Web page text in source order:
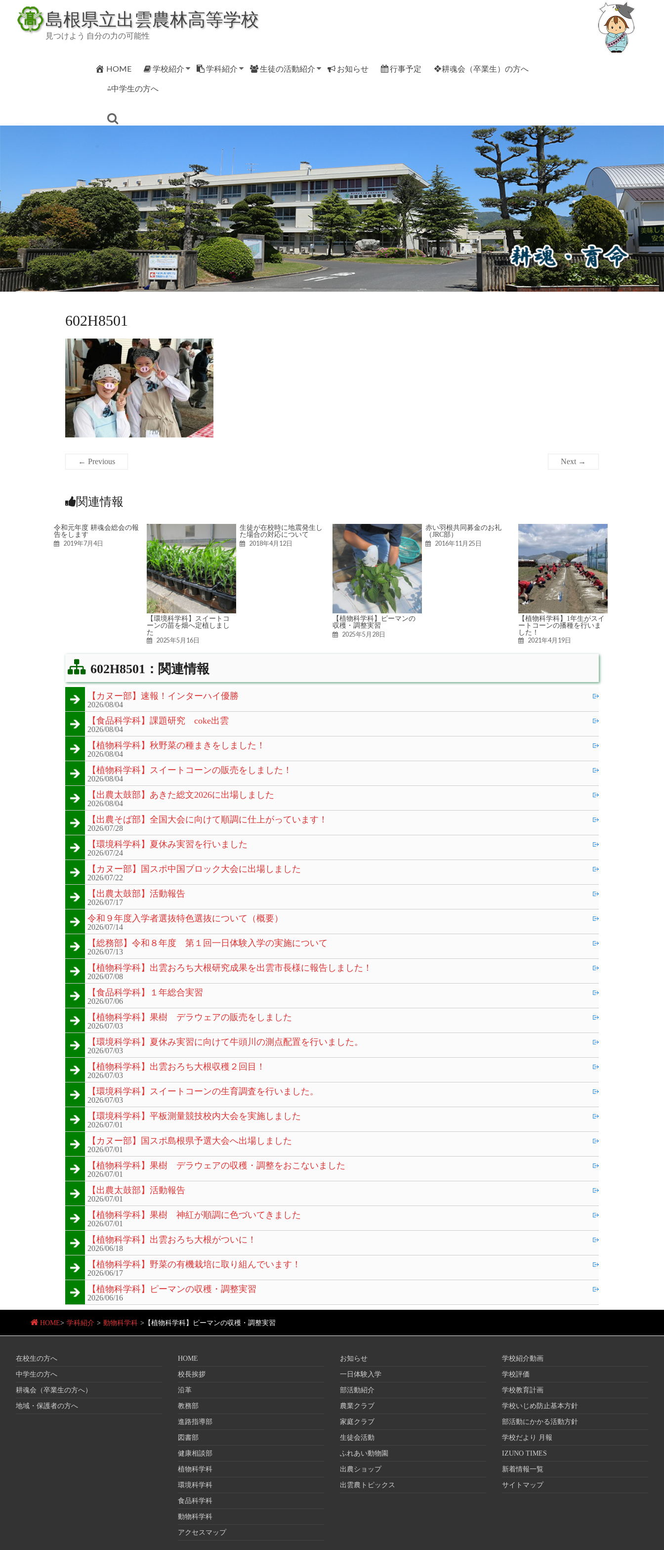
content
島根県立出雲農林高等学校
見つけよう 自分の力の可能性
HOME 学校紹介 学科紹介 生徒の活動紹介 お知らせ 行事予定 ❖耕魂会（卒業生）の方へ
⁂中学生の方へ
602H8501
← Previous Next →
関連情報
令和元年度 耕魂会総会の報
告をします
2019年7月4日
【環境科学科】スイートコ
ーンの苗を畑へ定植しまし
た
2025年5月16日
生徒が在校時に地震発生し
た場合の対応について
2018年4月12日
【植物科学科】ピーマンの
収穫・調整実習
2025年5月28日
赤い羽根共同募金のお礼
（JRC部）
2016年11月25日
【植物科学科】1年生がスイ
ートコーンの播種を行いま
した！
2021年4月19日
602H8501：関連情報
【カヌー部】速報！インターハイ優勝
2026/08/04
【食品科学科】課題研究 coke出雲
2026/08/04
【植物科学科】秋野菜の種まきをしました！
2026/08/04
【植物科学科】スイートコーンの販売をしました！
2026/08/04
【出農太鼓部】あきた総文2026に出場しました
2026/08/04
【出農そば部】全国大会に向けて順調に仕上がっています！
2026/07/28
【環境科学科】夏休み実習を行いました
2026/07/24
【カヌー部】国スポ中国ブロック大会に出場しました
2026/07/22
【出農太鼓部】活動報告
2026/07/17
令和９年度入学者選抜特色選抜について（概要）
2026/07/14
【総務部】令和８年度 第１回一日体験入学の実施について
2026/07/13
【植物科学科】出雲おろち大根研究成果を出雲市長様に報告しました！
2026/07/08
【食品科学科】１年総合実習
2026/07/06
【植物科学科】果樹 デラウェアの販売をしました
2026/07/03
【環境科学科】夏休み実習に向けて牛頭川の測点配置を行いました。
2026/07/03
【植物科学科】出雲おろち大根収穫２回目！
2026/07/03
【環境科学科】スイートコーンの生育調査を行いました。
2026/07/03
【環境科学科】平板測量競技校内大会を実施しました
2026/07/01
【カヌー部】国スポ島根県予選大会へ出場しました
2026/07/01
【植物科学科】果樹 デラウェアの収穫・調整をおこないました
2026/07/01
【出農太鼓部】活動報告
2026/07/01
【植物科学科】果樹 神紅が順調に色づいてきました
2026/07/01
【植物科学科】出雲おろち大根がついに！
2026/06/18
【植物科学科】野菜の有機栽培に取り組んでいます！
2026/06/17
【植物科学科】ピーマンの収穫・調整実習
2026/06/16
HOME> 学科紹介 > 動物科学科 > 【植物科学科】ピーマンの収穫・調整実習
在校生の方へ
中学生の方へ
耕魂会（卒業生の方へ）
地域・保護者の方へ
HOME
校長挨拶
沿革
教務部
進路指導部
図書部
健康相談部
植物科学科
環境科学科
食品科学科
動物科学科
アクセスマップ
お知らせ
一日体験入学
部活動紹介
農業クラブ
家庭クラブ
生徒会活動
ふれあい動物園
出農ショップ
出雲農トピックス
学校紹介動画
学校評価
学校教育計画
学校いじめ防止基本方針
部活動にかかる活動方針
学校だより 月報
IZUNO TIMES
新着情報一覧
サイトマップ